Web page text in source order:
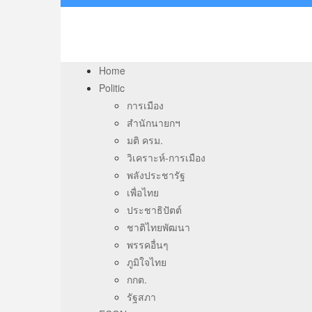
Home
Politic
การเมือง
สำนักนายกฯ
มติ ครม.
วิเคราะห์-การเมือง
พลังประชารัฐ
เพื่อไทย
ประชาธิปัตต์
ชาติไทยพัฒนา
พรรคอื่นๆ
ภูมิใจไทย
กกต.
รัฐสภา